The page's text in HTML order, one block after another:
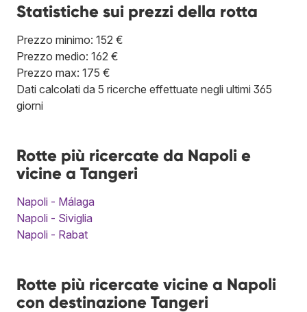
Statistiche sui prezzi della rotta
Prezzo minimo: 152 €
Prezzo medio: 162 €
Prezzo max: 175 €
Dati calcolati da 5 ricerche effettuate negli ultimi 365
giorni
Rotte più ricercate da Napoli e
vicine a Tangeri
Napoli - Málaga
Napoli - Siviglia
Napoli - Rabat
Rotte più ricercate vicine a Napoli
con destinazione Tangeri